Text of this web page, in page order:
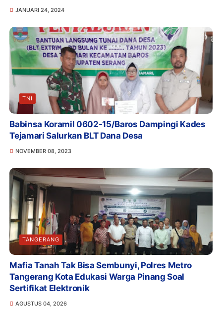
JANUARI 24, 2024
TNI
Babinsa Koramil 0602-15/Baros Dampingi Kades
Tejamari Salurkan BLT Dana Desa
NOVEMBER 08, 2023
TANGERANG
Mafia Tanah Tak Bisa Sembunyi, Polres Metro
Tangerang Kota Edukasi Warga Pinang Soal
Sertifikat Elektronik
AGUSTUS 04, 2026